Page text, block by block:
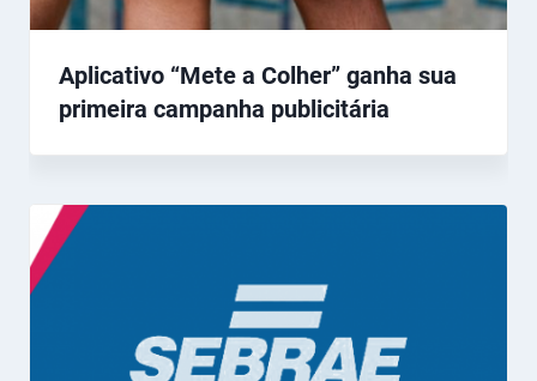
Aplicativo “Mete a Colher” ganha sua
primeira campanha publicitária